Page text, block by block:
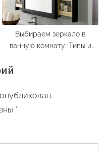
Выбираем зеркало в
ванную комнату. Типы и
*